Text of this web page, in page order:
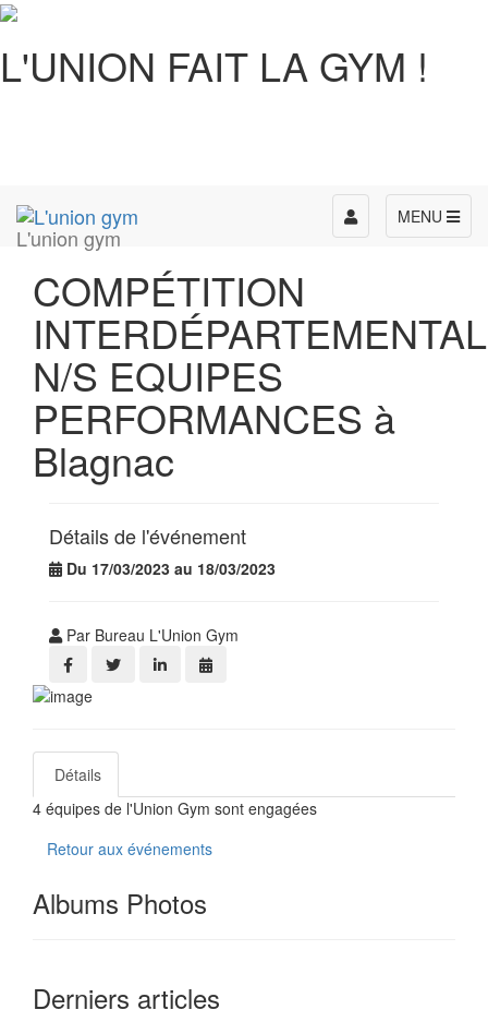
L'UNION FAIT LA GYM !
L'union gym
MENU
Toggle
navigation
COMPÉTITION
N/S EQUIPES
PERFORMANCES à
Blagnac
Détails de l'événement
Du 17/03/2023 au 18/03/2023
Par Bureau L'Union Gym
Détails
4 équipes de l'Union Gym sont engagées
Retour aux événements
Albums Photos
Derniers articles